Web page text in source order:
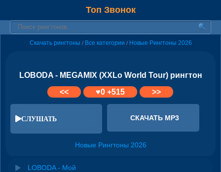
Топ Звонок
Скачать рингтоны / Все категории / Новые Рингтоны 2026
LOBODA - MEGAMIX (XXLo World Tour) рингтон
<<
♥0+515 >>
СЛУШАТЬ СКАЧАТЬ MP3
Новые Рингтоны 2026
LOBODA - Мой